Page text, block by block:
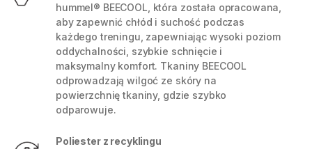
hummel® BEECOOL, która została opracowana,
aby zapewnić chłód i suchość podczas
każdego treningu, zapewniając wysoki poziom
oddychalności, szybkie schnięcie i
maksymalny komfort. Tkaniny BEECOOL
odprowadzają wilgoć ze skóry na
powierzchnię tkaniny, gdzie szybko
odparowuje.
Poliester z recyklingu